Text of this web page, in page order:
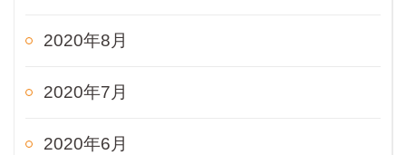
2020年8月
2020年7月
2020年6月